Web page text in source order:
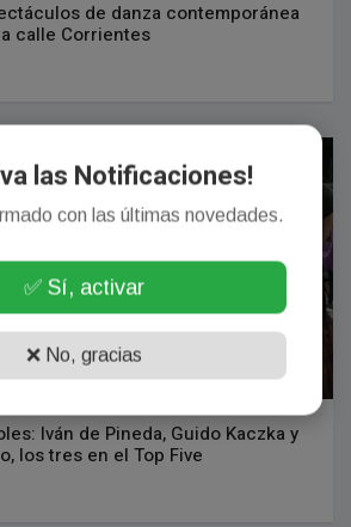
de danza contemporánea
calle Corrientes
Iván de Pineda, Guido Kaczka y
los tres en el Top Five
las Notificaciones!
con las últimas novedades.
✅ Sí, activar
❌ No, gracias